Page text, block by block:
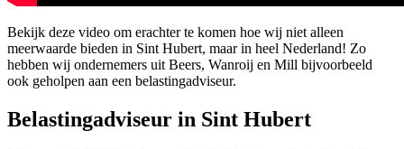
Bekijk deze video om erachter te komen hoe wij niet alleen
meerwaarde bieden in Sint Hubert, maar in heel Nederland! Zo
hebben wij ondernemers uit Beers, Wanroij en Mill bijvoorbeeld
ook geholpen aan een belastingadviseur.
Belastingadviseur in Sint Hubert